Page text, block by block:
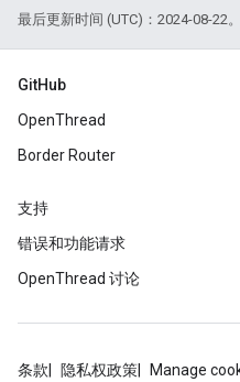
最后更新时间 (UTC)：2024-08-22。
GitHub
OpenThread
Border Router
支持
错误和功能请求
OpenThread 讨论
条款 隐私权政策 Manage